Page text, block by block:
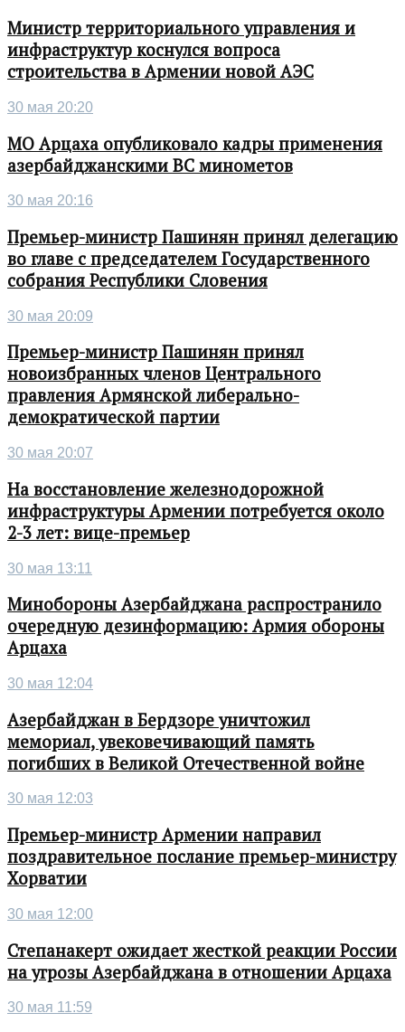
Министр территориального управления и
инфраструктур коснулся вопроса
строительства в Армении новой АЭС
30 мая 20:20
МО Арцаха опубликовало кадры применения
азербайджанскими ВС минометов
30 мая 20:16
Премьер-министр Пашинян принял делегацию
во главе с председателем Государственного
собрания Республики Словения
30 мая 20:09
Премьер-министр Пашинян принял
новоизбранных членов Центрального
правления Армянской либерально-
демократической партии
30 мая 20:07
На восстановление железнодорожной
инфраструктуры Армении потребуется около
2-3 лет: вице-премьер
30 мая 13:11
Минобороны Азербайджана распространило
очередную дезинформацию: Армия обороны
Арцаха
30 мая 12:04
Азербайджан в Бердзоре уничтожил
мемориал, увековечивающий память
погибших в Великой Отечественной войне
30 мая 12:03
Премьер-министр Армении направил
поздравительное послание премьер-министру
Хорватии
30 мая 12:00
Степанакерт ожидает жесткой реакции России
на угрозы Азербайджана в отношении Арцаха
30 мая 11:59